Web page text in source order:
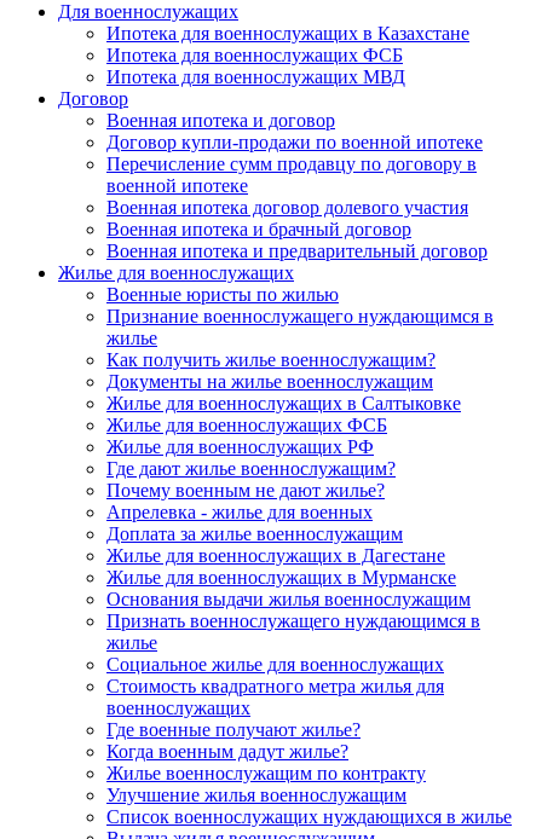
Для военнослужащих
Ипотека для военнослужащих в Казахстане
Ипотека для военнослужащих ФСБ
Ипотека для военнослужащих МВД
Договор
Военная ипотека и договор
Договор купли-продажи по военной ипотеке
Перечисление сумм продавцу по договору в
военной ипотеке
Военная ипотека договор долевого участия
Военная ипотека и брачный договор
Военная ипотека и предварительный договор
Жилье для военнослужащих
Военные юристы по жилью
Признание военнослужащего нуждающимся в
жилье
Как получить жилье военнослужащим?
Документы на жилье военнослужащим
Жилье для военнослужащих в Салтыковке
Жилье для военнослужащих ФСБ
Жилье для военнослужащих РФ
Где дают жилье военнослужащим?
Почему военным не дают жилье?
Апрелевка - жилье для военных
Доплата за жилье военнослужащим
Жилье для военнослужащих в Дагестане
Жилье для военнослужащих в Мурманске
Основания выдачи жилья военнослужащим
Признать военнослужащего нуждающимся в
жилье
Социальное жилье для военнослужащих
Стоимость квадратного метра жилья для
военнослужащих
Где военные получают жилье?
Когда военным дадут жилье?
Жилье военнослужащим по контракту
Улучшение жилья военнослужащим
Список военнослужащих нуждающихся в жилье